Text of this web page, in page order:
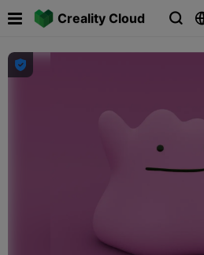
Creality Cloud 
